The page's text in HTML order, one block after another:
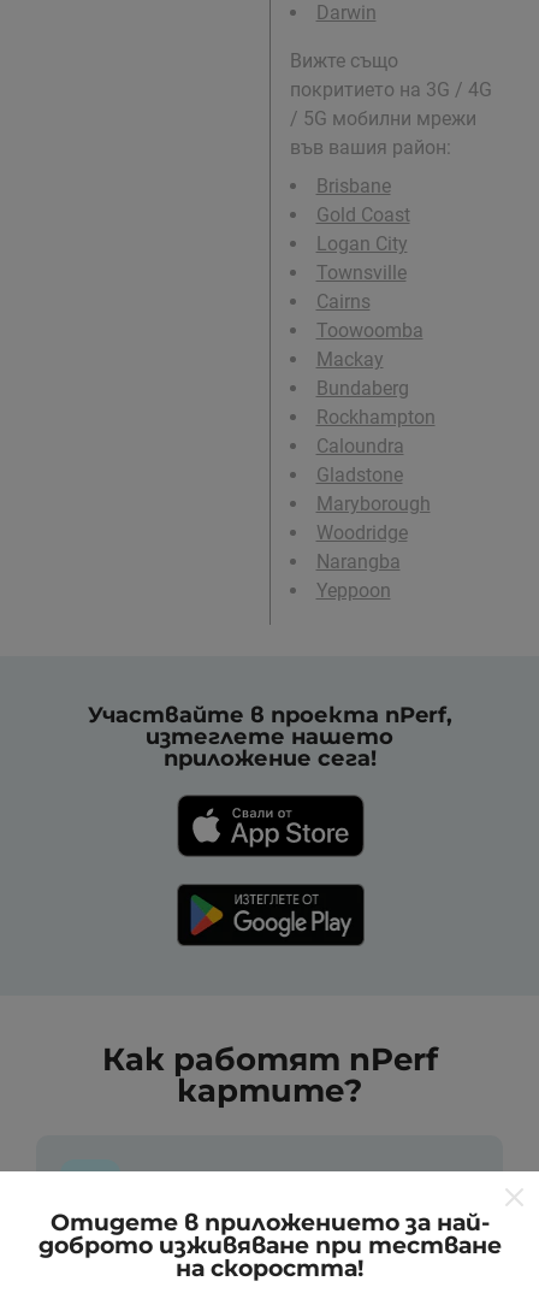
Darwin
Вижте също
покритието на 3G / 4G
/ 5G мобилни мрежи
във вашия район:
Brisbane
Gold Coast
Logan City
Townsville
Cairns
Toowoomba
Mackay
Bundaberg
Rockhampton
Caloundra
Gladstone
Maryborough
Woodridge
Narangba
Yeppoon
Участвайте в проекта nPerf,
изтеглете нашето
приложение сега!
Как работят nPerf
картите?
Откъде идват данните?
Отидете в приложението за най-
доброто изживяване при тестване
на скоростта!